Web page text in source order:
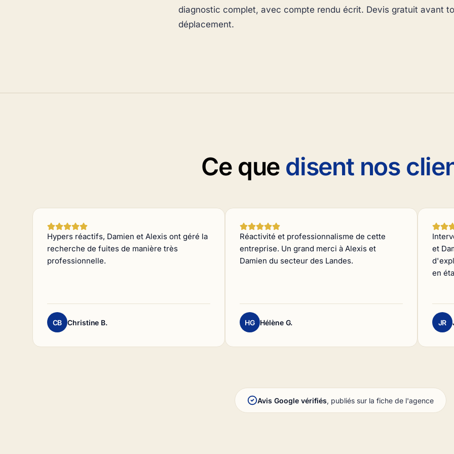
diagnostic complet, avec compte rendu écrit. Devis gratuit avant
déplacement.
Ce que disent nos
Hypers réactifs, Damien et Alexis ont géré la
recherche de fuites de manière très
professionnelle.
CB Christine B.
Réactivité et professionnalisme de cette
entreprise. Un grand merci à Alexis et
Damien du secteur des Landes.
HG Hélène G.
et
en
JR
Avis Google vérifiés, publiés sur la fiche de l'agence